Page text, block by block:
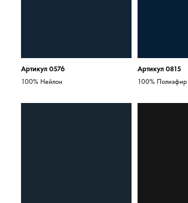
Артикул 0576
100% Нейлон
Артикул 0815
100% Полиэфир